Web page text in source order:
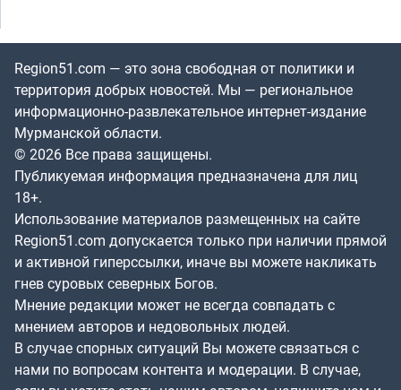
Region51.com — это зона свободная от политики и
территория добрых новостей. Мы — региональное
информационно-развлекательное интернет-издание
Мурманской области.
© 2026 Все права защищены.
Публикуемая информация предназначена для лиц
18+.
Использование материалов размещенных на сайте
Region51.com допускается только при наличии прямой
и активной гиперссылки, иначе вы можете накликать
гнев суровых северных Богов.
Мнение редакции может не всегда совпадать с
мнением авторов и недовольных людей.
В случае спорных ситуаций Вы можете связаться с
нами по вопросам контента и модерации. В случае,